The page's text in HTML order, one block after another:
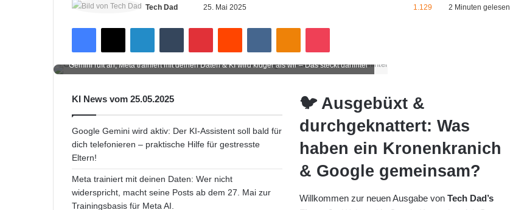
Tech Dad
Sende
E-
Mail
25. Mai 2025 1.129 2 Minuten gelesen
FacebookX LinkedInTumblr PinterestReddit VKontakteOdnoklassniki
Pocket
Gemini ruft an, Meta trainiert mit deinen Daten & KI wird klüger als wir – Das steckt dahinter
KI News vom 25.05.2025
Google Gemini wird aktiv: Der KI-Assistent soll bald für
dich telefonieren – praktische Hilfe für gestresste
Eltern!
Meta trainiert mit deinen Daten: Wer nicht
widerspricht, macht seine Posts ab dem 27. Mai zur
Trainingsbasis für Meta AI.
🐦 Ausgebüxt &
durchgeknattert: Was
haben ein Kronenkranich
& Google gemeinsam?
Willkommen zur neuen Ausgabe vonTech Dad’s